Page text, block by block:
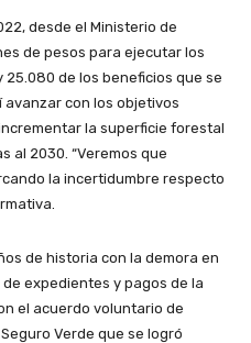
desde el Ministerio de
de pesos para ejecutar los
de los beneficios que se
con los objetivos
la superficie forestal
al 2030. “Veremos que
la incertidumbre respecto
de historia con la demora en
expedientes y pagos de la
el acuerdo voluntario de
Verde que se logró